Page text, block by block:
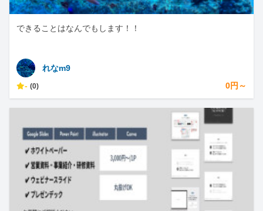
できることはなんでもします！！
れなm9
- (0) 0円～